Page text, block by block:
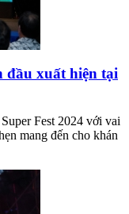
đầu xuất hiện tại
Fest 2024 với vai
mang đến cho khán